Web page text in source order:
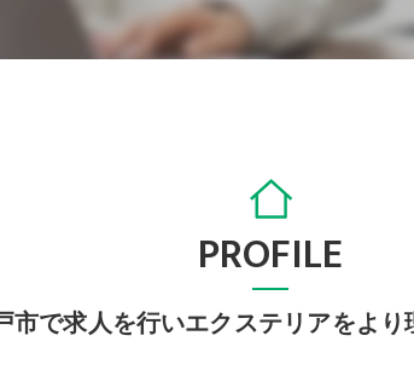
市で求人を行いエクステリアをよ
PROFILE